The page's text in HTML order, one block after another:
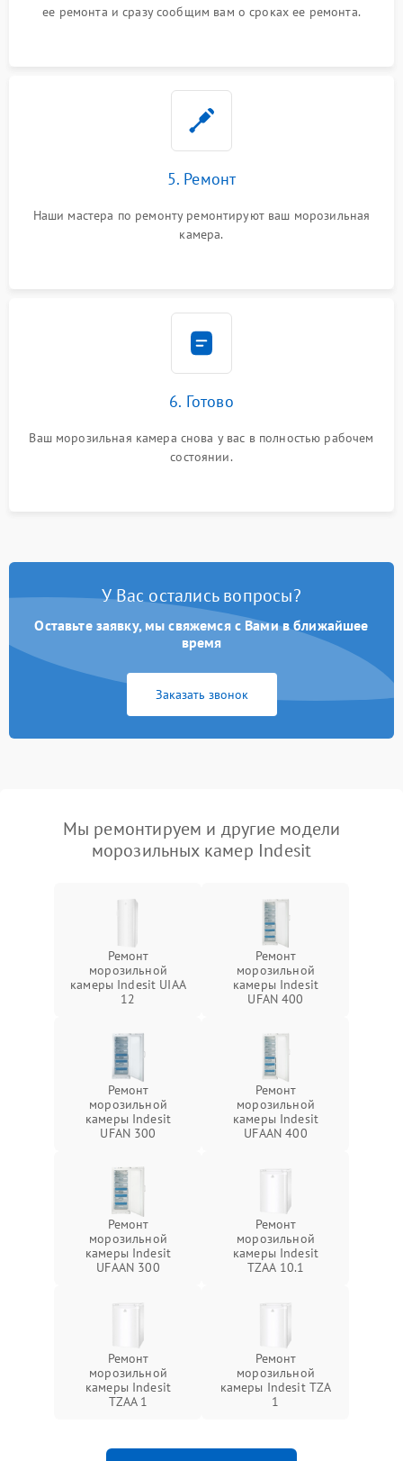
ее ремонта и сразу сообщим вам о сроках ее ремонта.
5. Ремонт
Наши мастера по ремонту ремонтируют ваш морозильная
камера.
6. Готово
Ваш морозильная камера снова у вас в полностью рабочем
состоянии.
У Вас остались вопросы?
Оставьте заявку, мы свяжемся с Вами в ближайшее
время
Заказать звонок
Мы ремонтируем и другие модели
морозильных камер Indesit
Ремонт
морозильной
камеры Indesit UIAA
12
Ремонт
морозильной
камеры Indesit
UFAN 400
Ремонт
морозильной
камеры Indesit
UFAN 300
Ремонт
морозильной
камеры Indesit
UFAAN 400
Ремонт
морозильной
камеры Indesit
UFAAN 300
Ремонт
морозильной
камеры Indesit
TZAA 10.1
Ремонт
морозильной
камеры Indesit
TZAA 1
Ремонт
морозильной
камеры Indesit TZA
1